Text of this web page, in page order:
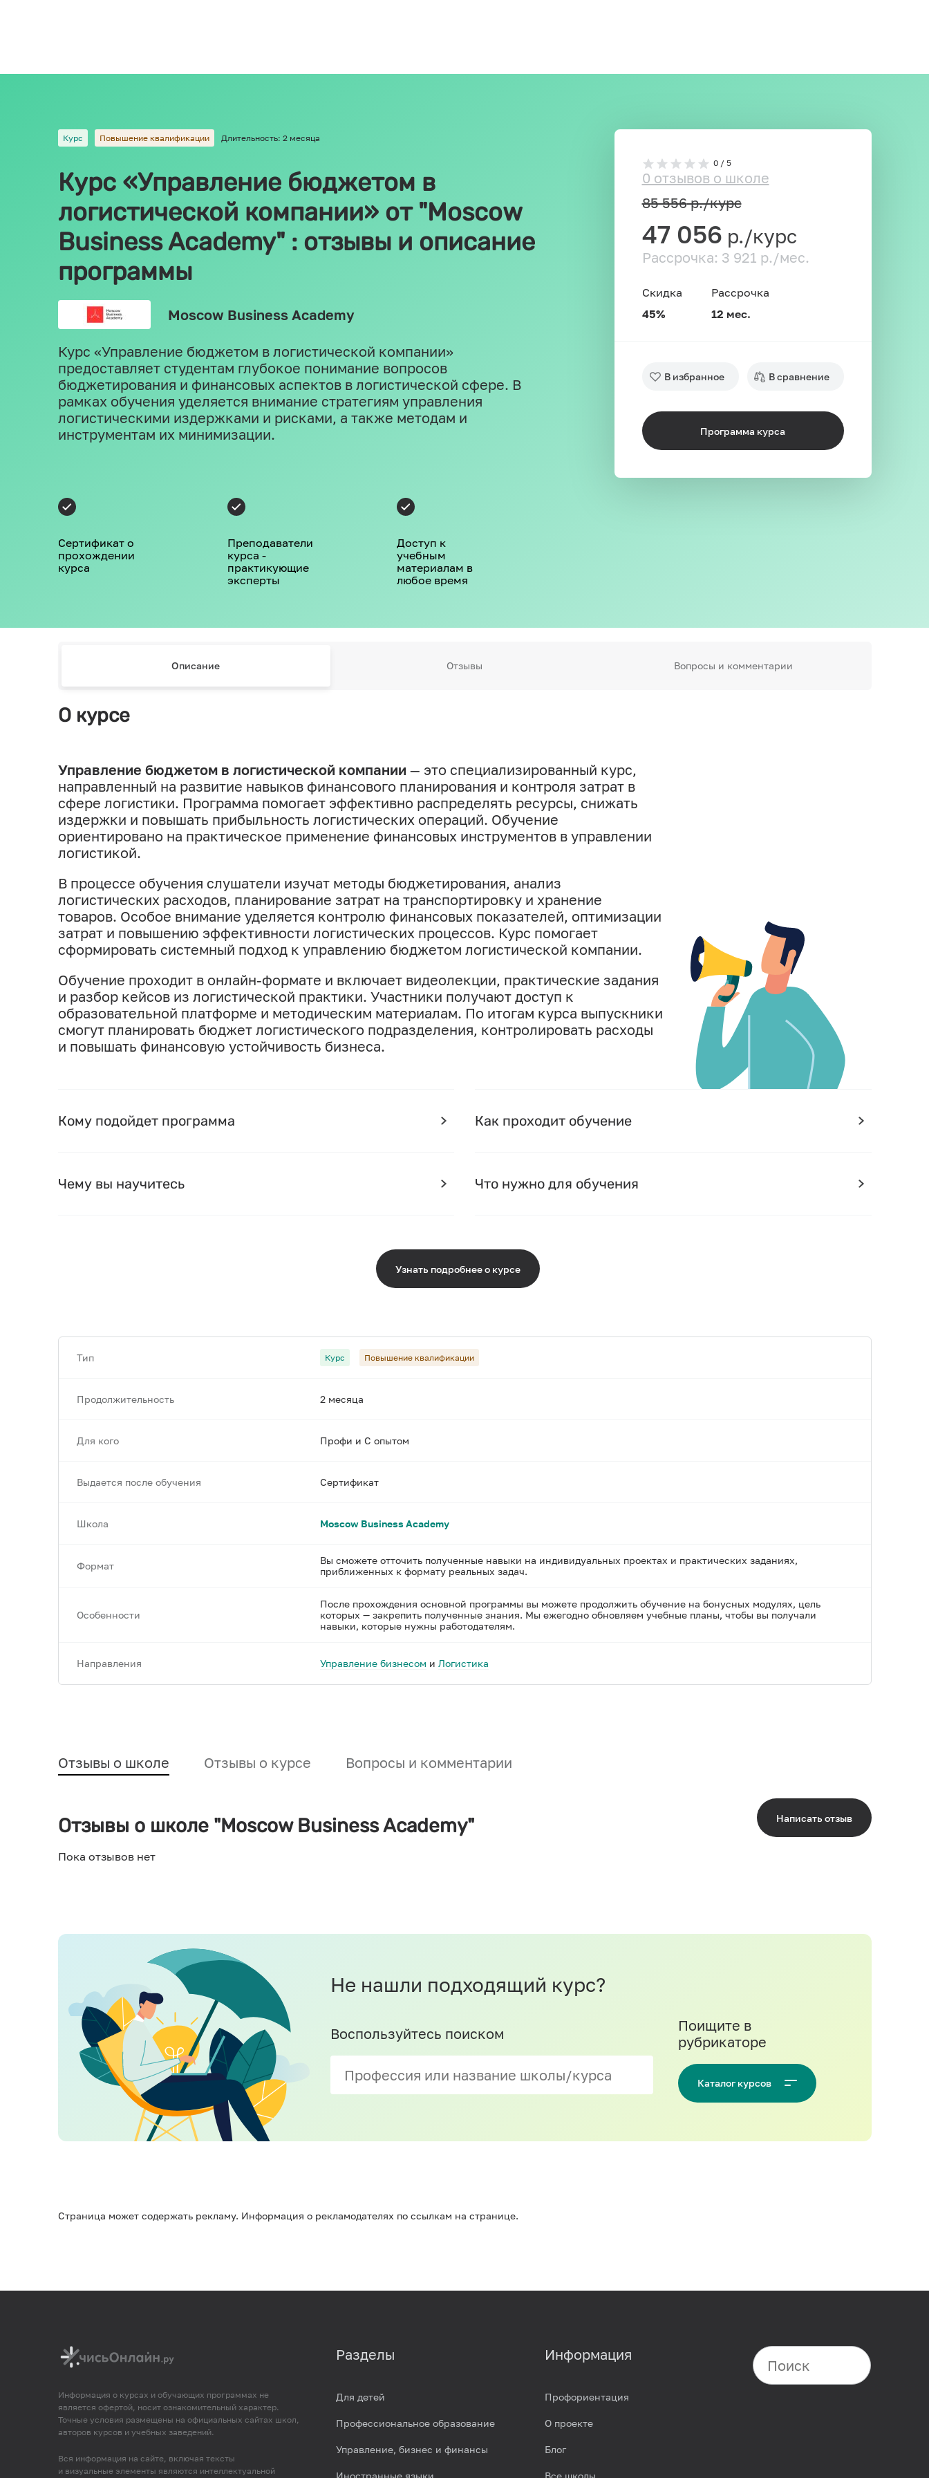
Курс Повышение квалификации Длительность: 2 месяца
Курс «Управление бюджетом в
логистической компании» от "Moscow
Business Academy" : отзывы и описание
программы
Moscow Business Academy
Курс «Управление бюджетом в логистической компании»
предоставляет студентам глубокое понимание вопросов
бюджетирования и финансовых аспектов в логистической сфере. В
рамках обучения уделяется внимание стратегиям управления
логистическими издержками и рисками, а также методам и
инструментам их минимизации.
Сертификат о
прохождении
курса
Преподаватели
курса -
практикующие
эксперты
Доступ к
учебным
материалам в
любое время
0 / 5
0 отзывов о школе
85 556р./курс
47 056 р./курс
Рассрочка: 3 921 р./мес.
Скидка
45%
Рассрочка
12 мес.
В избранное В сравнение
Программа курса
Описание Отзывы Вопросы и комментарии
О курсе
Управление бюджетом в логистической компании — это специализированный курс,
направленный на развитие навыков финансового планирования и контроля затрат в
сфере логистики. Программа помогает эффективно распределять ресурсы, снижать
издержки и повышать прибыльность логистических операций. Обучение
ориентировано на практическое применение финансовых инструментов в управлении
логистикой.
В процессе обучения слушатели изучат методы бюджетирования, анализ
логистических расходов, планирование затрат на транспортировку и хранение
товаров. Особое внимание уделяется контролю финансовых показателей, оптимизации
затрат и повышению эффективности логистических процессов. Курс помогает
сформировать системный подход к управлению бюджетом логистической компании.
Обучение проходит в онлайн-формате и включает видеолекции, практические задания
и разбор кейсов из логистической практики. Участники получают доступ к
образовательной платформе и методическим материалам. По итогам курса выпускники
смогут планировать бюджет логистического подразделения, контролировать расходы
и повышать финансовую устойчивость бизнеса.
Кому подойдет программа
Чему вы научитесь
Как проходит обучение
Что нужно для обучения
Узнать подробнее о курсе
Тип Курс Повышение квалификации
Продолжительность 2 месяца
Для кого Профи и С опытом
Выдается после обучения Сертификат
Школа Moscow Business Academy
Формат
Вы сможете отточить полученные навыки на индивидуальных проектах и практических заданиях,
приближенных к формату реальных задач.
Особенности
После прохождения основной программы вы можете продолжить обучение на бонусных модулях, цель
которых — закрепить полученные знания. Мы ежегодно обновляем учебные планы, чтобы вы получали
навыки, которые нужны работодателям.
Направления Управление бизнесом и Логистика
Отзывы о школе Отзывы о курсе Вопросы и комментарии
Отзывы о школе "Moscow Business Academy" Написать отзыв
Пока отзывов нет
Не нашли подходящий курс?
Воспользуйтесь поиском
Поищите в
рубрикаторе
Каталог курсов
Страница может содержать рекламу. Информация о рекламодателях по ссылкам на странице.
Информация о курсах и обучающих программах не
является офертой, носит ознакомительный характер.
Точные условия размещены на официальных сайтах школ,
авторов курсов и учебных заведений.
Вся информация на сайте, включая тексты
и визуальные элементы являются интеллектуальной
Разделы
Для детей
Профессиональное образование
Управление, бизнес и финансы
Иностранные языки
Информация
Профориентация
О проекте
Блог
Все школы